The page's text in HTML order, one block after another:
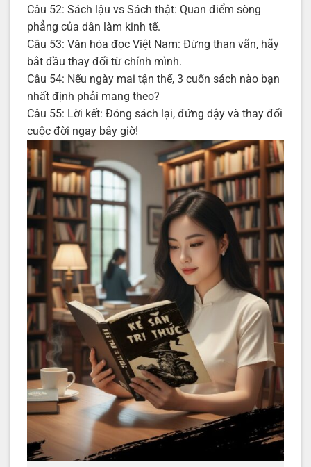
Câu 52: Sách lậu vs Sách thật: Quan điểm sòng
phẳng của dân làm kinh tế.
Câu 53: Văn hóa đọc Việt Nam: Đừng than vãn, hãy
bắt đầu thay đổi từ chính mình.
Câu 54: Nếu ngày mai tận thế, 3 cuốn sách nào bạn
nhất định phải mang theo?
Câu 55: Lời kết: Đóng sách lại, đứng dậy và thay đổi
cuộc đời ngay bây giờ!